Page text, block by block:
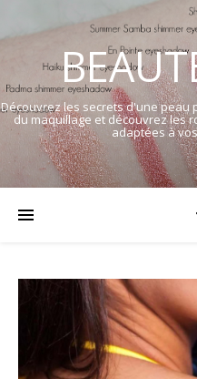
Découvrez les secrets d'une
du maquillage et découvrez les
adaptées à